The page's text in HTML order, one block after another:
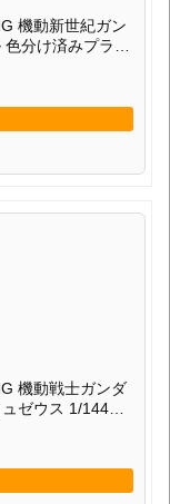
機動新世紀ガン
分け済みプラモ
機動戦士ガンダ
ゼウス 1/144ス